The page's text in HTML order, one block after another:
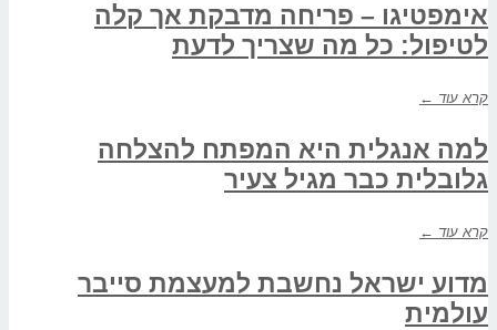
אימפטיגו – פריחה מדבקת אך קלה
לטיפול: כל מה שצריך לדעת
קרא עוד ←
למה אנגלית היא המפתח להצלחה
גלובלית כבר מגיל צעיר
קרא עוד ←
מדוע ישראל נחשבת למעצמת סייבר
עולמית